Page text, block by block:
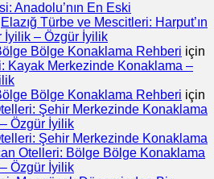
Anadolu’nın En Eski
Elazığ Türbe ve Mescitleri: Harput’ın
İyilik – Özgür İyilik
Bölge Konaklama Rehberi için
Kayak Merkezinde Konaklama –
Bölge Konaklama Rehberi için
Şehir Merkezinde Konaklama
Özgür İyilik
Şehir Merkezinde Konaklama
Otelleri: Bölge Bölge Konaklama
Özgür İyilik